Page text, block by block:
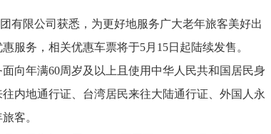
有限公司获悉，为更好地服务广大老年旅客美好出
服务，相关优惠车票将于5月15日起陆续发售。
向年满60周岁及以上且使用中华人民共和国居民身
内地通行证、台湾居民来往大陆通行证、外国人永
客。